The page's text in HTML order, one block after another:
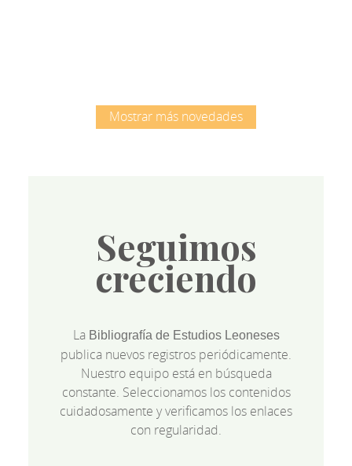
Mostrar más novedades
Seguimos
creciendo
La Bibliografía de Estudios Leoneses
publica nuevos registros periódicamente.
Nuestro equipo está en búsqueda
constante. Seleccionamos los contenidos
cuidadosamente y verificamos los enlaces
con regularidad.